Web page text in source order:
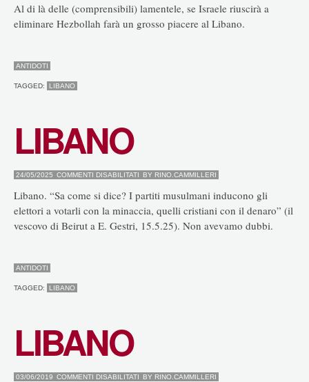
Al di là delle (comprensibili) lamentele, se Israele riuscirà a
eliminare Hezbollah farà un grosso piacere al Libano.
ANTIDOTI
TAGGED: LIBANO
LIBANO
24/05/2025 COMMENTI DISABILITATI SU
BY RINO.CAMMILLERI
Libano. “Sa come si dice? I partiti musulmani inducono gli
elettori a votarli con la minaccia, quelli cristiani con il denaro” (il
vescovo di Beirut a E. Gestri, 15.5.25). Non avevamo dubbi.
ANTIDOTI
TAGGED: LIBANO
LIBANO
03/06/2019 COMMENTI DISABILITATI SU
BY RINO.CAMMILLERI